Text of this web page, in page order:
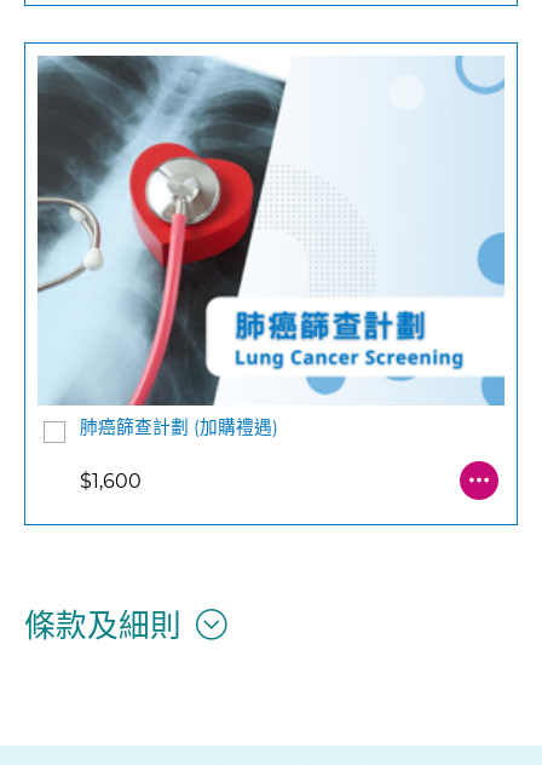
肺癌篩查計劃 (加購禮遇)
$1,600
條款及細則